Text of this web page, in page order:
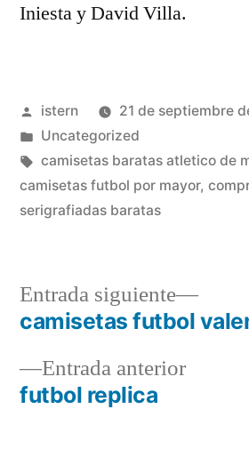
Iniesta y David Villa.
Publicado
por
istern
21 de septiembre
Publicado
en
Uncategorized
Etiquetas:
camisetas baratas atletico de
camisetas futbol por mayor,
serigrafiadas baratas
Navegación
de
entradas
Entrada anteriorEntrada
futbol replica
Entrada siguiente
camisetas futbol